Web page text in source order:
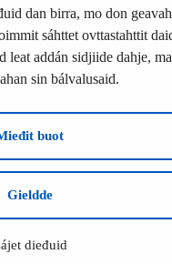
dan birra, mo don
sáhttet ovttastahttit
leat addán sidjiide dahje,
sin bálvalusaid.
buot
Gieldde
dieđuid